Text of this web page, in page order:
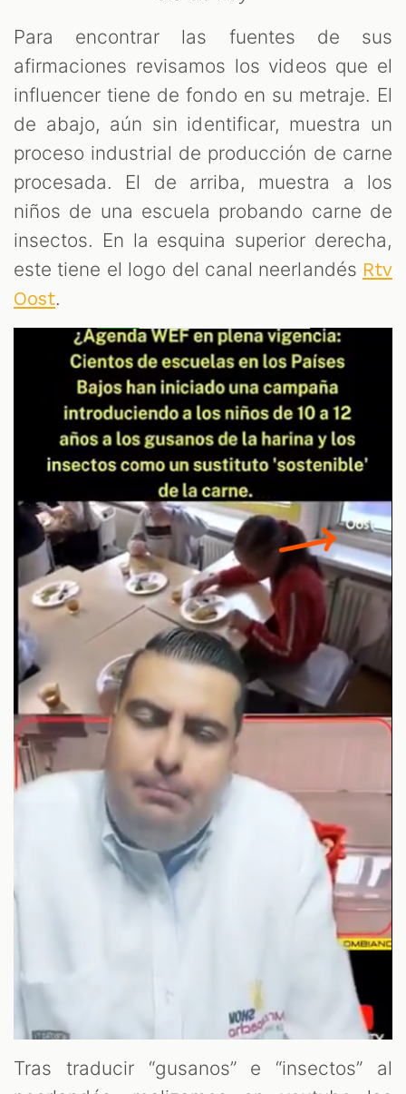
Para encontrar las fuentes de sus
afirmaciones revisamos los videos que el
influencer tiene de fondo en su metraje. El
de abajo, aún sin identificar, muestra un
proceso industrial de producción de carne
procesada. El de arriba, muestra a los
niños de una escuela probando carne de
insectos. En la esquina superior derecha,
este tiene el logo del canal neerlandés Rtv
Oost.
Tras traducir “gusanos” e “insectos” al